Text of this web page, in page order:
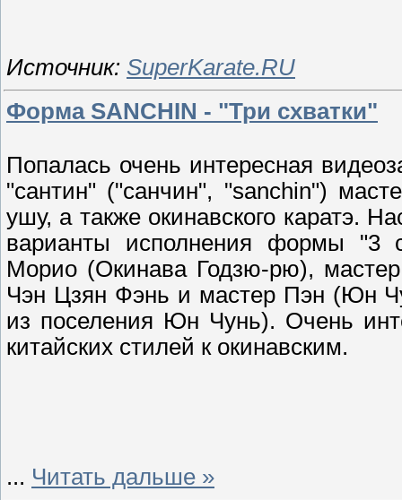
Источник: SuperKarate.RU
Форма SANCHIN - "Три схватки"
Попалась очень интересная
"сантин" ("санчин", "sanchin")
ушу, а также окинавского каратэ.
варианты исполнения формы "3
Морио (Окинава Годзю-рю),
Чэн Цзян Фэнь и мастер Пэн (Юн
из поселения Юн Чунь). Очень
китайских стилей к окинавским.
... Читать дальше »